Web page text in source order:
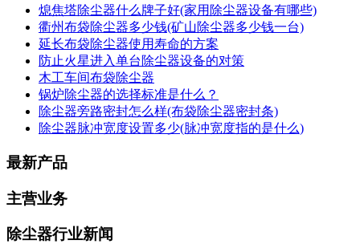
熄焦塔除尘器什么牌子好(家用除尘器设备有哪些)
衢州布袋除尘器多少钱(矿山除尘器多少钱一台)
延长布袋除尘器使用寿命的方案
防止火星进入单台除尘器设备的对策
木工车间布袋除尘器
锅炉除尘器的选择标准是什么？
除尘器旁路密封怎么样(布袋除尘器密封条)
除尘器脉冲宽度设置多少(脉冲宽度指的是什么)
最新产品
主营业务
除尘器行业新闻